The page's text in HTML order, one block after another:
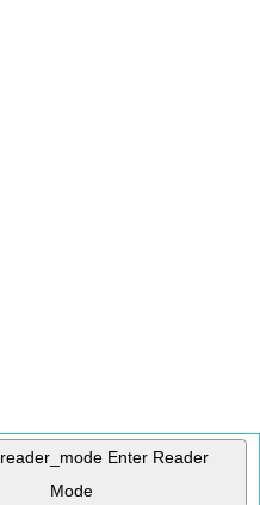
Enter Reader
Mode